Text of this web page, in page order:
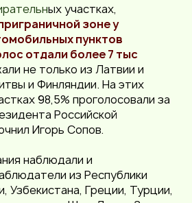
ых участках,
зоне у
пунктов
отдали более 7 тыс
не только из Латвии и
и Финляндии. На этих
98,5% проголосовали за
Российской
Игорь Сопов.
наблюдали и
из Республики
Узбекистана, Греции, Турции,